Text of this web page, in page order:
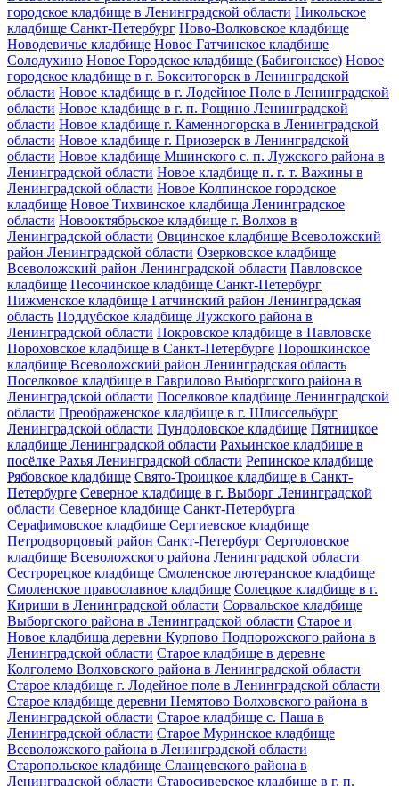
городское кладбище в Ленинградской области Никольское
кладбище Санкт-Петербург Ново-Волковское кладбище
Новодевичье кладбище Новое Гатчинское кладбище
Солодухино Новое Городское кладбище (Бабигонское) Новое
городское кладбище в г. Бокситогорск в Ленинградской
области Новое кладбище в г. Лодейное Поле в Ленинградской
области Новое кладбище в г. п. Рощино Ленинградской
области Новое кладбище г. Каменногорска в Ленинградской
области Новое кладбище г. Приозерск в Ленинградской
области Новое кладбище Мшинского с. п. Лужского района в
Ленинградской области Новое кладбище п. г. т. Важины в
Ленинградской области Новое Колпинское городское
кладбище Новое Тихвинское кладбища Ленинградское
области Новооктябрьское кладбище г. Волхов в
Ленинградской области Овцинское кладбище Всеволожский
район Ленинградской области Озерковское кладбище
Всеволожский район Ленинградской области Павловское
кладбище Песочинское кладбище Санкт-Петербург
Пижменское кладбище Гатчинский район Ленинградская
область Поддубское кладбище Лужского района в
Ленинградской области Покровское кладбище в Павловске
Пороховское кладбище в Санкт-Петербурге Порошкинское
кладбище Всеволожский район Ленинградская область
Поселковое кладбище в Гаврилово Выборгского района в
Ленинградской области Поселковое кладбище Ленинградской
области Преображенское кладбище в г. Шлиссельбург
Ленинградской области Пундоловское кладбище Пятницкое
кладбище Ленинградской области Рахьинское кладбище в
посёлке Рахья Ленинградской области Репинское кладбище
Рябовское кладбище Свято-Троицкое кладбище в Санкт-
Петербурге Северное кладбище в г. Выборг Ленинградской
области Северное кладбище Санкт-Петербурга
Серафимовское кладбище Сергиевское кладбище
Петродворцовый район Санкт-Петербург Сертоловское
кладбище Всеволожского района Ленинградской области
Сестрорецкое кладбище Смоленское лютеранское кладбище
Смоленское православное кладбище Солецкое кладбище в г.
Кириши в Ленинградской области Сорвальское кладбище
Выборгского района в Ленинградской области Старое и
Новое кладбища деревни Курпово Подпорожского района в
Ленинградской области Старое кладбище в деревне
Колголемо Волховского района в Ленинградской области
Старое кладбище г. Лодейное поле в Ленинградской области
Старое кладбище деревни Немятово Волховского района в
Ленинградской области Старое кладбище с. Паша в
Ленинградской области Старое Муринское кладбище
Всеволожского района в Ленинградской области
Старопольское кладбище Сланцевского района в
Ленинградской области Старосиверское кладбище в г. п.